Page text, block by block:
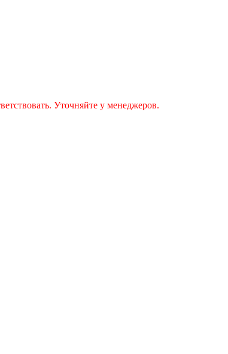
Уточняйте у менеджеров.